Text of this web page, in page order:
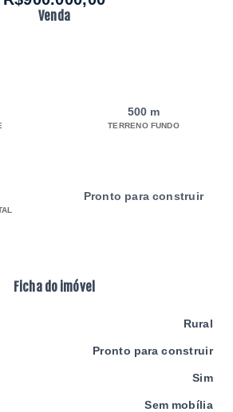
Venda
500 m
TERRENO FUNDO
Pronto para construir
Ficha do imóvel
Rural
Pronto para construir
Sim
Sem mobília